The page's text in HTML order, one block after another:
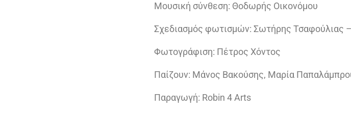
Μουσική σύνθεση: Θοδωρής Οικονόμου
Σχεδιασμός φωτισμών: Σωτήρης Τσαφούλιας
Φωτογράφιση: Πέτρος Χόντος
Παίζουν: Μάνος Βακούσης, Μαρία
Παραγωγή: Robin 4 Arts